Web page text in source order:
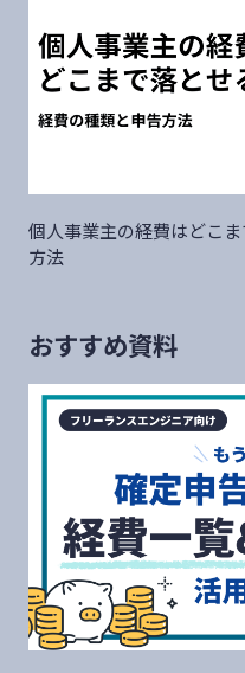
個人事業主の経費はどこ
方法
おすすめ資料